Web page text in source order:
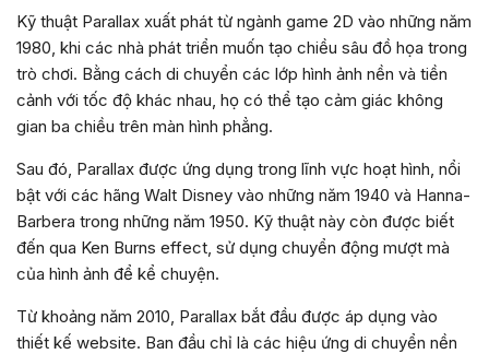
Kỹ thuật Parallax xuất phát từ ngành game 2D vào những năm
1980, khi các nhà phát triển muốn tạo chiều sâu đồ họa trong
trò chơi. Bằng cách di chuyển các lớp hình ảnh nền và tiền
cảnh với tốc độ khác nhau, họ có thể tạo cảm giác không
gian ba chiều trên màn hình phẳng.
Sau đó, Parallax được ứng dụng trong lĩnh vực hoạt hình, nổi
bật với các hãng Walt Disney vào những năm 1940 và Hanna-
Barbera trong những năm 1950. Kỹ thuật này còn được biết
đến qua Ken Burns effect, sử dụng chuyển động mượt mà
của hình ảnh để kể chuyện.
Từ khoảng năm 2010, Parallax bắt đầu được áp dụng vào
thiết kế website. Ban đầu chỉ là các hiệu ứng di chuyển nền